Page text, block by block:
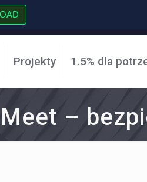
Projekty 1.5% dla
–